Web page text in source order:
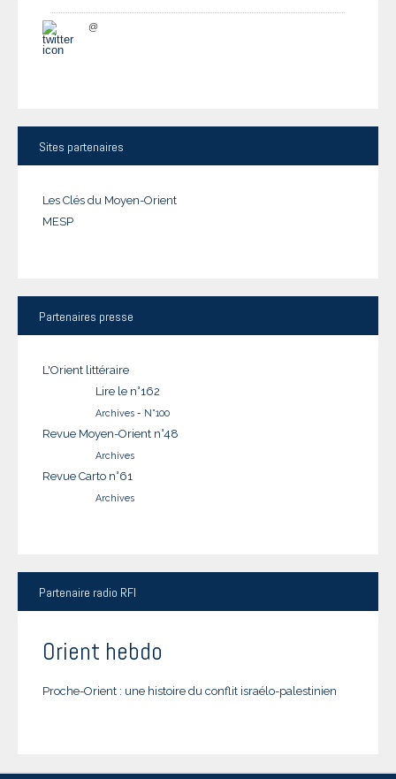
@
Sites partenaires
Les Clés du Moyen-Orient
MESP
Partenaires presse
L'Orient littéraire
Lire le n°162
Archives - N°100
Revue Moyen-Orient n°48
Archives
Revue Carto n°61
Archives
Partenaire radio RFI
Orient hebdo
Proche-Orient : une histoire du conflit israélo-palestinien